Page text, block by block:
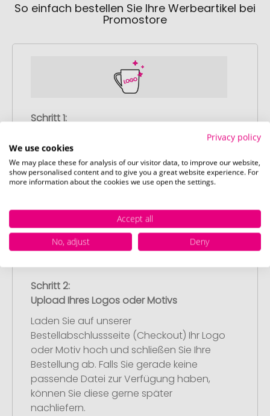
So einfach bestellen Sie Ihre Werbeartikel bei
Promostore
Schritt 1:
Wählen Sie Ihre gewünschten
Werbeartikel aus und passen Sie diese
nach Ihren Vorstellungen an.
Anschließend legen Sie die konfigurierten
Schritt 2:
Upload Ihres Logos oder Motivs
Laden Sie auf unserer
Bestellabschlussseite (Checkout) Ihr Logo
oder Motiv hoch und schließen Sie Ihre
Bestellung ab. Falls Sie gerade keine
passende Datei zur Verfügung haben,
können Sie diese gerne später
nachliefern.
Privacy policy
We use cookies
We may place these for analysis of our visitor data, to improve our website,
show personalised content and to give you a great website experience. For
more information about the cookies we use open the settings.
Accept all
No, adjust
Deny